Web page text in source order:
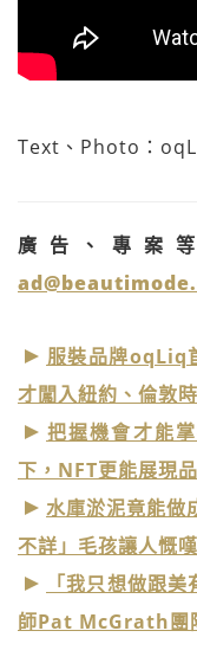
Text、Photo：
廣告、專案
服裝品牌oqLiq
才闖入紐約、倫敦
把握機會才能
下，NFT更能展現
水庫淤泥竟能做
不詳」毛孩讓人慨
「我只想做跟
師Pat McGrath團